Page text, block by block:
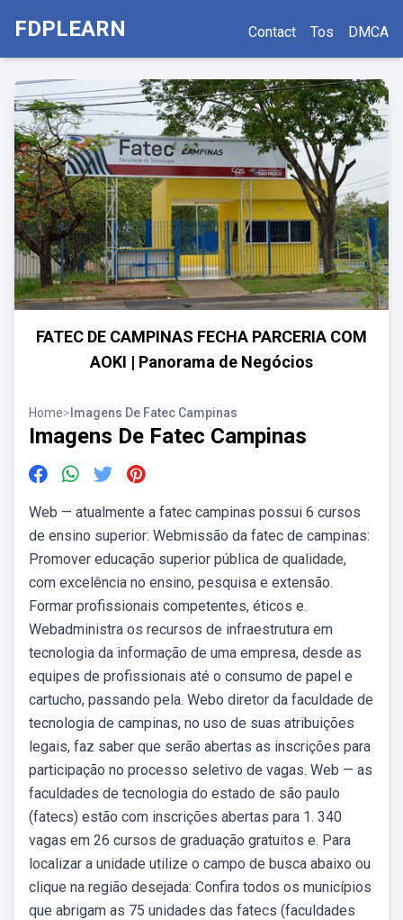
FDPLEARN Contact Tos DMCA
FATEC DE CAMPINAS FECHA PARCERIA COM
AOKI | Panorama de Negócios
Home> Imagens De Fatec Campinas
Imagens De Fatec Campinas
Web — atualmente a fatec campinas possui 6 cursos
de ensino superior: Webmissão da fatec de campinas:
Promover educação superior pública de qualidade,
com excelência no ensino, pesquisa e extensão.
Formar profissionais competentes, éticos e.
Webadministra os recursos de infraestrutura em
tecnologia da informação de uma empresa, desde as
equipes de profissionais até o consumo de papel e
cartucho, passando pela. Webo diretor da faculdade de
tecnologia de campinas, no uso de suas atribuições
legais, faz saber que serão abertas as inscrições para
participação no processo seletivo de vagas. Web — as
faculdades de tecnologia do estado de são paulo
(fatecs) estão com inscrições abertas para 1. 340
vagas em 26 cursos de graduação gratuitos e. Para
localizar a unidade utilize o campo de busca abaixo ou
clique na região desejada: Confira todos os municípios
que abrigam as 75 unidades das fatecs (faculdades